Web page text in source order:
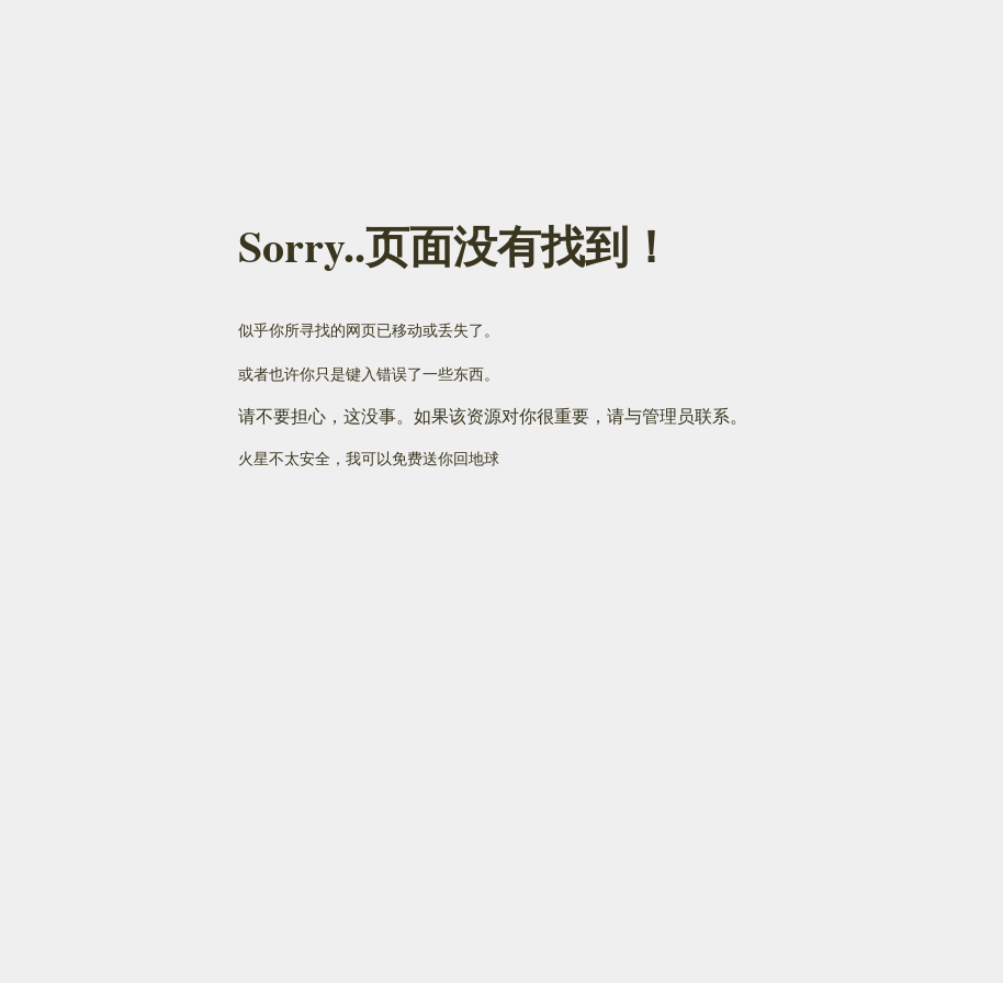
Sorry..页面没有找到！
似乎你所寻找的网页已移动或丢失了。
或者也许你只是键入错误了一些东西。
请不要担心，这没事。如果该资源对你很重要，请与管理员联系。
火星不太安全，我可以免费送你回地球